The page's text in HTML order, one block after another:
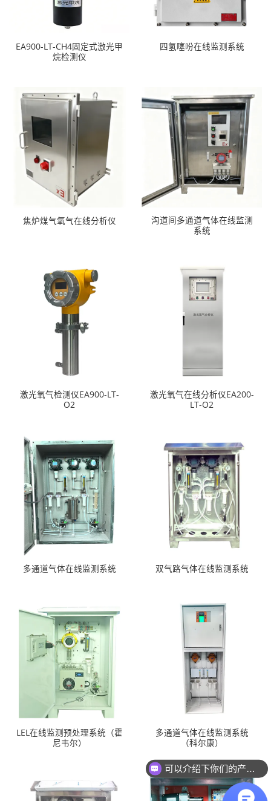
EA900-LT-CH4固定式激光甲
烷检测仪
四氢噻吩在线监测系统
焦炉煤气氧气在线分析仪
沟道间多通道气体在线监测
系统
激光氧气检测仪EA900-LT-
O2
激光氧气在线分析仪EA200-
LT-O2
多通道气体在线监测系统 双气路气体在线监测系统
LEL在线监测预处理系统（霍
尼韦尔）
多通道气体在线监测系统
（科尔康）
可以介绍下你们的产品么？